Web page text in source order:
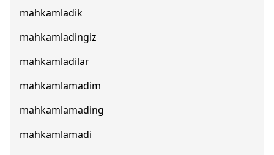
mahkamladik
mahkamladingiz
mahkamladilar
mahkamlamadim
mahkamlamading
mahkamlamadi